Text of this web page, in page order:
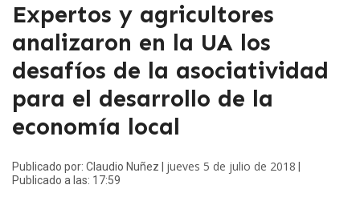
Expertos y agricultores
analizaron en la UA los
desafíos de la asociatividad
para el desarrollo de la
economía local
Publicado por: Claudio Nuñez | jueves 5 de julio de 2018
Publicado a las: 17:59